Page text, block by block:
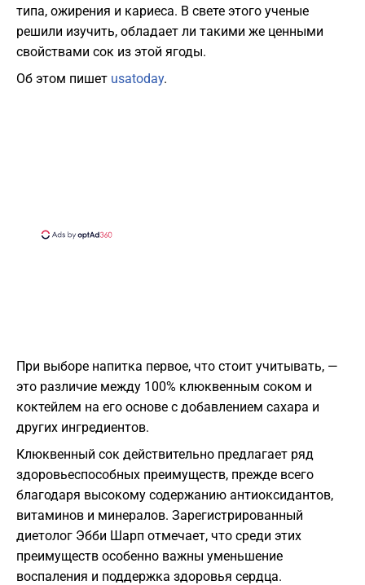
типа, ожирения и кариеса. В свете этого ученые
решили изучить, обладает ли такими же ценными
свойствами сок из этой ягоды.
Об этом пишет usatoday.
При выборе напитка первое, что стоит учитывать, —
это различие между 100% клюквенным соком и
коктейлем на его основе с добавлением сахара и
других ингредиентов.
Клюквенный сок действительно предлагает ряд
здоровьеспособных преимуществ, прежде всего
благодаря высокому содержанию антиоксидантов,
витаминов и минералов. Зарегистрированный
диетолог Эбби Шарп отмечает, что среди этих
преимуществ особенно важны уменьшение
воспаления и поддержка здоровья сердца.